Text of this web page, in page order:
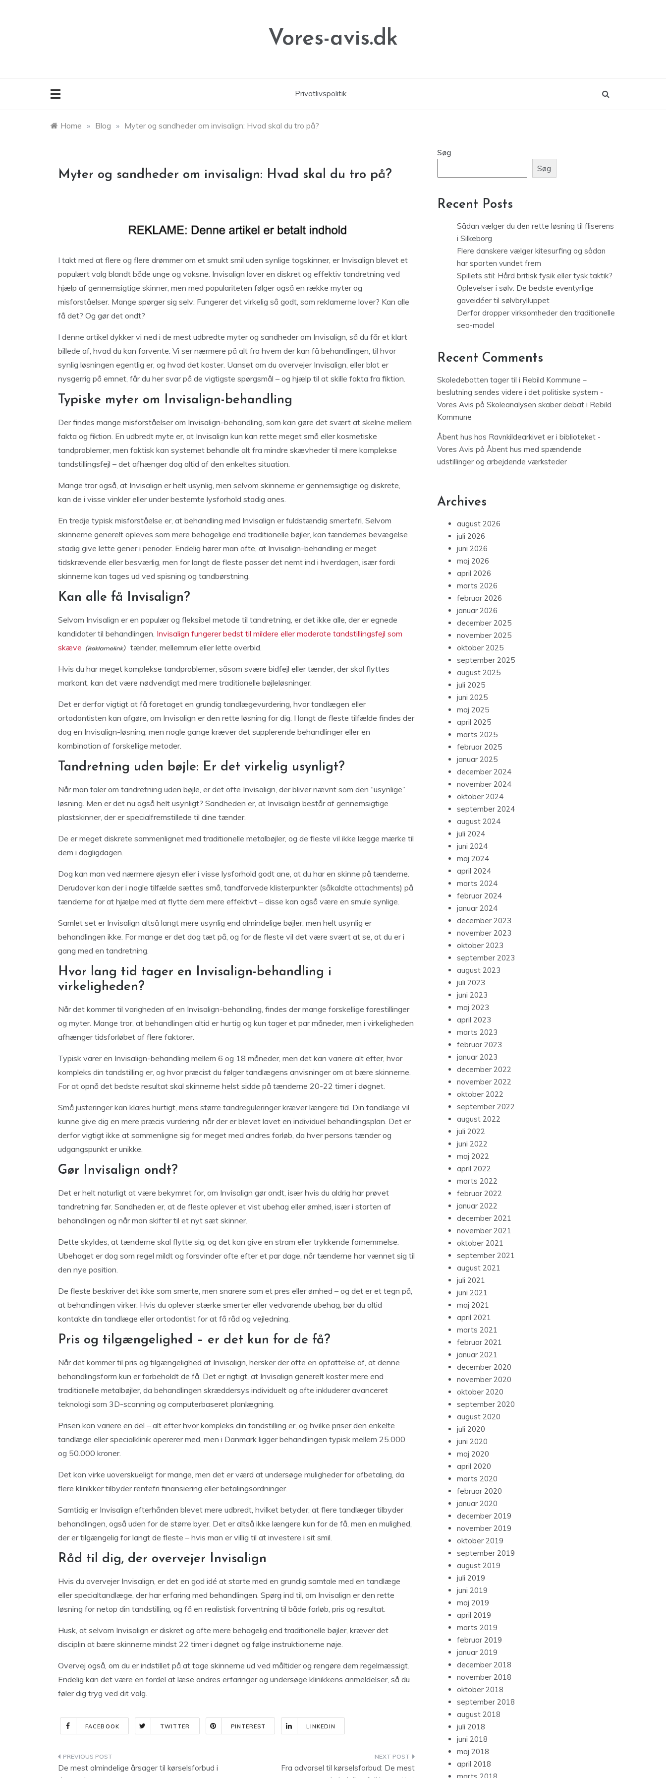
Vores-avis.dk
Privatlivspolitik
Home » Blog » Myter og sandheder om invisalign: Hvad skal du tro på?
Myter og sandheder om invisalign: Hvad skal du tro på?
I takt med at flere og flere drømmer om et smukt smil uden synlige togskinner, er Invisalign blevet et
populært valg blandt både unge og voksne. Invisalign lover en diskret og effektiv tandretning ved
hjælp af gennemsigtige skinner, men med populariteten følger også en række myter og
misforståelser. Mange spørger sig selv: Fungerer det virkelig så godt, som reklamerne lover? Kan alle
få det? Og gør det ondt?
I denne artikel dykker vi ned i de mest udbredte myter og sandheder om Invisalign, så du får et klart
billede af, hvad du kan forvente. Vi ser nærmere på alt fra hvem der kan få behandlingen, til hvor
synlig løsningen egentlig er, og hvad det koster. Uanset om du overvejer Invisalign, eller blot er
nysgerrig på emnet, får du her svar på de vigtigste spørgsmål – og hjælp til at skille fakta fra fiktion.
Typiske myter om Invisalign-behandling
Der findes mange misforståelser om Invisalign-behandling, som kan gøre det svært at skelne mellem
fakta og fiktion. En udbredt myte er, at Invisalign kun kan rette meget små eller kosmetiske
tandproblemer, men faktisk kan systemet behandle alt fra mindre skævheder til mere komplekse
tandstillingsfejl – det afhænger dog altid af den enkeltes situation.
Mange tror også, at Invisalign er helt usynlig, men selvom skinnerne er gennemsigtige og diskrete,
kan de i visse vinkler eller under bestemte lysforhold stadig anes.
En tredje typisk misforståelse er, at behandling med Invisalign er fuldstændig smertefri. Selvom
skinnerne generelt opleves som mere behagelige end traditionelle bøjler, kan tændernes bevægelse
stadig give lette gener i perioder. Endelig hører man ofte, at Invisalign-behandling er meget
tidskrævende eller besværlig, men for langt de fleste passer det nemt ind i hverdagen, især fordi
skinnerne kan tages ud ved spisning og tandbørstning.
Kan alle få Invisalign?
Selvom Invisalign er en populær og fleksibel metode til tandretning, er det ikke alle, der er egnede
kandidater til behandlingen. Invisalign fungerer bedst til mildere eller moderate tandstillingsfejl som
skæve
tænder, mellemrum eller lette overbid.
Hvis du har meget komplekse tandproblemer, såsom svære bidfejl eller tænder, der skal flyttes
markant, kan det være nødvendigt med mere traditionelle bøjleløsninger.
Det er derfor vigtigt at få foretaget en grundig tandlægevurdering, hvor tandlægen eller
ortodontisten kan afgøre, om Invisalign er den rette løsning for dig. I langt de fleste tilfælde findes der
dog en Invisalign-løsning, men nogle gange kræver det supplerende behandlinger eller en
kombination af forskellige metoder.
Tandretning uden bøjle: Er det virkelig usynligt?
Når man taler om tandretning uden bøjle, er det ofte Invisalign, der bliver nævnt som den “usynlige”
løsning. Men er det nu også helt usynligt? Sandheden er, at Invisalign består af gennemsigtige
plastskinner, der er specialfremstillede til dine tænder.
De er meget diskrete sammenlignet med traditionelle metalbøjler, og de fleste vil ikke lægge mærke til
dem i dagligdagen.
Dog kan man ved nærmere øjesyn eller i visse lysforhold godt ane, at du har en skinne på tænderne.
Derudover kan der i nogle tilfælde sættes små, tandfarvede klisterpunkter (såkaldte attachments) på
tænderne for at hjælpe med at flytte dem mere effektivt – disse kan også være en smule synlige.
Samlet set er Invisalign altså langt mere usynlig end almindelige bøjler, men helt usynlig er
behandlingen ikke. For mange er det dog tæt på, og for de fleste vil det være svært at se, at du er i
gang med en tandretning.
Hvor lang tid tager en Invisalign-behandling i
virkeligheden?
Når det kommer til varigheden af en Invisalign-behandling, findes der mange forskellige forestillinger
og myter. Mange tror, at behandlingen altid er hurtig og kun tager et par måneder, men i virkeligheden
afhænger tidsforløbet af flere faktorer.
Typisk varer en Invisalign-behandling mellem 6 og 18 måneder, men det kan variere alt efter, hvor
kompleks din tandstilling er, og hvor præcist du følger tandlægens anvisninger om at bære skinnerne.
For at opnå det bedste resultat skal skinnerne helst sidde på tænderne 20-22 timer i døgnet.
Små justeringer kan klares hurtigt, mens større tandreguleringer kræver længere tid. Din tandlæge vil
kunne give dig en mere præcis vurdering, når der er blevet lavet en individuel behandlingsplan. Det er
derfor vigtigt ikke at sammenligne sig for meget med andres forløb, da hver persons tænder og
udgangspunkt er unikke.
Gør Invisalign ondt?
Det er helt naturligt at være bekymret for, om Invisalign gør ondt, især hvis du aldrig har prøvet
tandretning før. Sandheden er, at de fleste oplever et vist ubehag eller ømhed, især i starten af
behandlingen og når man skifter til et nyt sæt skinner.
Dette skyldes, at tænderne skal flytte sig, og det kan give en stram eller trykkende fornemmelse.
Ubehaget er dog som regel mildt og forsvinder ofte efter et par dage, når tænderne har vænnet sig til
den nye position.
De fleste beskriver det ikke som smerte, men snarere som et pres eller ømhed – og det er et tegn på,
at behandlingen virker. Hvis du oplever stærke smerter eller vedvarende ubehag, bør du altid
kontakte din tandlæge eller ortodontist for at få råd og vejledning.
Pris og tilgængelighed – er det kun for de få?
Når det kommer til pris og tilgængelighed af Invisalign, hersker der ofte en opfattelse af, at denne
behandlingsform kun er forbeholdt de få. Det er rigtigt, at Invisalign generelt koster mere end
traditionelle metalbøjler, da behandlingen skræddersys individuelt og ofte inkluderer avanceret
teknologi som 3D-scanning og computerbaseret planlægning.
Prisen kan variere en del – alt efter hvor kompleks din tandstilling er, og hvilke priser den enkelte
tandlæge eller specialklinik opererer med, men i Danmark ligger behandlingen typisk mellem 25.000
og 50.000 kroner.
Det kan virke uoverskueligt for mange, men det er værd at undersøge muligheder for afbetaling, da
flere klinikker tilbyder rentefri finansiering eller betalingsordninger.
Samtidig er Invisalign efterhånden blevet mere udbredt, hvilket betyder, at flere tandlæger tilbyder
behandlingen, også uden for de større byer. Det er altså ikke længere kun for de få, men en mulighed,
der er tilgængelig for langt de fleste – hvis man er villig til at investere i sit smil.
Råd til dig, der overvejer Invisalign
Hvis du overvejer Invisalign, er det en god idé at starte med en grundig samtale med en tandlæge
eller specialtandlæge, der har erfaring med behandlingen. Spørg ind til, om Invisalign er den rette
løsning for netop din tandstilling, og få en realistisk forventning til både forløb, pris og resultat.
Husk, at selvom Invisalign er diskret og ofte mere behagelig end traditionelle bøjler, kræver det
disciplin at bære skinnerne mindst 22 timer i døgnet og følge instruktionerne nøje.
Overvej også, om du er indstillet på at tage skinnerne ud ved måltider og rengøre dem regelmæssigt.
Endelig kan det være en fordel at læse andres erfaringer og undersøge klinikkens anmeldelser, så du
føler dig tryg ved dit valg.
FACEBOOK TWITTER PINTEREST LINKEDIN
Indlægsnavigation
De mest almindelige årsager til kørselsforbud i
Fra advarsel til kørselsforbud: De mest
Søg
Søg
Recent Posts
Sådan vælger du den rette løsning til fliserens
i Silkeborg
Flere danskere vælger kitesurfing og sådan
har sporten vundet frem
Spillets stil: Hård britisk fysik eller tysk taktik?
Oplevelser i sølv: De bedste eventyrlige
gaveidéer til sølvbrylluppet
Derfor dropper virksomheder den traditionelle
seo-model
Recent Comments
Skoledebatten tager til i Rebild Kommune –
beslutning sendes videre i det politiske system -
Vores Avis på Skoleanalysen skaber debat i Rebild
Kommune
Åbent hus hos Ravnkildearkivet er i biblioteket -
Vores Avis på Åbent hus med spændende
udstillinger og arbejdende værksteder
Archives
august 2026
juli 2026
juni 2026
maj 2026
april 2026
marts 2026
februar 2026
januar 2026
december 2025
november 2025
oktober 2025
september 2025
august 2025
juli 2025
juni 2025
maj 2025
april 2025
marts 2025
februar 2025
januar 2025
december 2024
november 2024
oktober 2024
september 2024
august 2024
juli 2024
juni 2024
maj 2024
april 2024
marts 2024
februar 2024
januar 2024
december 2023
november 2023
oktober 2023
september 2023
august 2023
juli 2023
juni 2023
maj 2023
april 2023
marts 2023
februar 2023
januar 2023
december 2022
november 2022
oktober 2022
september 2022
august 2022
juli 2022
juni 2022
maj 2022
april 2022
marts 2022
februar 2022
januar 2022
december 2021
november 2021
oktober 2021
september 2021
august 2021
juli 2021
juni 2021
maj 2021
april 2021
marts 2021
februar 2021
januar 2021
december 2020
november 2020
oktober 2020
september 2020
august 2020
juli 2020
juni 2020
maj 2020
april 2020
marts 2020
februar 2020
januar 2020
december 2019
november 2019
oktober 2019
september 2019
august 2019
juli 2019
juni 2019
maj 2019
april 2019
marts 2019
februar 2019
januar 2019
december 2018
november 2018
oktober 2018
september 2018
august 2018
juli 2018
juni 2018
maj 2018
april 2018